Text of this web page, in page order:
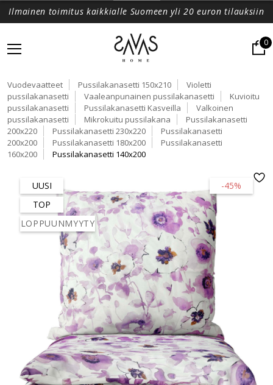
Ilmainen toimitus kaikkialle Suomeen yli 20 euron tilauksiin
0
Vuodevaatteet Pussilakanasetti 150x210
Violetti
pussilakanasetti
Vaaleanpunainen pussilakanasetti
Kuvioitu
pussilakanasetti
Pussilakanasetti Kasveilla
Valkoinen
pussilakanasetti
Mikrokuitu pussilakana
Pussilakanasetti
200x220
Pussilakanasetti 230x220
Pussilakanasetti
200x200
Pussilakanasetti 180x200
Pussilakanasetti
160x200
Pussilakanasetti 140x200
-45%
UUSI
TOP
LOPPUUNMYYTY